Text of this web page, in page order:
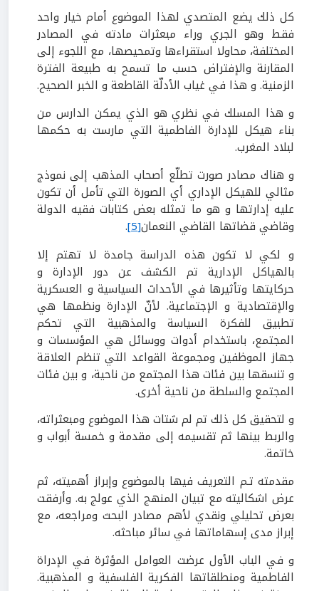
كل ذلك يضع المتصدي لهذا الموضوع أمام خيار واحد
فقط وهو الجري وراء مبعثرات مادته في المصادر
المختلفة، محاولا استقراءها وتمحيصها، مع اللجوء إلى
المقارنة والإفتراض حسب ما تسمح به طبيعة الفترة
الزمنية. و هذا في غياب الأدلّة القاطعة و الخبر الصحيح.
و هذا المسلك في نظري هو الذي يمكن الدارس من
بناء هيكل للإدارة الفاطمية التي مارست به حكمها
لبلاد المغرب.
و هناك مصادر صورت تطلّع أصحاب المذهب إلى نموذج
مثالي للهيكل الإداري أي الصورة التي تأمل أن تكون
عليه إدارتها و هو ما تمثله بعض كتابات فقيه الدولة
وقاضي قضاتها القاضي النعمان[5]
.
و لكي لا تكون هذه الدراسة جامدة لا تهتم إلا
بالهياكل الإدارية تم الكشف عن دور الإدارة و
حركايتها وتأثيرها في الأحداث السياسية و العسكرية
والإقتصادية و الإجتماعية. لأنّ الإدارة ونظمها هي
تطبيق للفكرة السياسة والمذهبية التي تحكم
المجتمع، باستخدام أدوات ووسائل هي المؤسسات و
جهاز الموظفين ومجموعة القواعد التي تنظم العلاقة
و تنسقها بين فئات هذا المجتمع من ناحية، و بين فئات
المجتمع والسلطة من ناحية أخرى.
و لتحقيق كل ذلك تم لم شتات هذا الموضوع ومبعثراته،
والربط بينها ثم تقسيمه إلى مقدمة و خمسة أبواب و
خاتمة.
مقدمته تـم التعريف فيها بالموضوع وإبراز أهميته، ثم
عرض اشكاليته مع تبيان المنهج الذي عولج به. وأرفقت
بعرض تحليلي ونقدي لأهم مصادر البحث ومراجعه، مع
إبراز مدى إسهاماتها في سائر مباحثه.
و في الباب الأول عرضت العوامل المؤثرة في الإدراة
الفاطمية ومنطلقاتها الفكرية الفلسفية و المذهبية.